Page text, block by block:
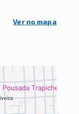
Ver no mapa